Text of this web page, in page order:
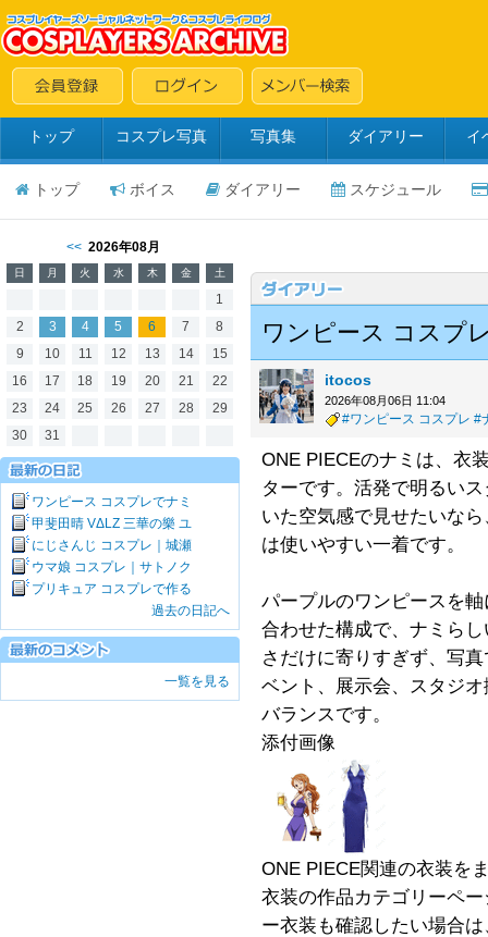
トップ コスプレ写真 写真集 ダイアリー イ
トップ ボイス ダイアリー スケジュール
<< 2026年08月
日 月 火 水 木 金 土
1
2
3 4 5 6 7
8
9
10 11 12 13 14
15
16
17 18 19 20 21
22
23
24 25 26 27 28
29
30
31
ワンピース コスプレでナミ
甲斐田晴 VΔLZ 三華の樂 ユ
にじさんじ コスプレ｜城瀬
ウマ娘 コスプレ｜サトノク
プリキュア コスプレで作る
過去の日記へ
一覧を見る
ワンピース コスプ
itocos
2026年08月06日 11:04
#ワンピース コスプレ #
ONE PIECEのナミは、衣
ターです。活発で明るい
いた空気感で見せたいな
は使いやすい一着です。
パープルのワンピースを
合わせた構成で、ナミら
さだけに寄りすぎず、写
ベント、展示会、スタジ
バランスです。
添付画像
ONE PIECE関連の衣装を
衣装の作品カテゴリーペ
ー衣装も確認したい場合